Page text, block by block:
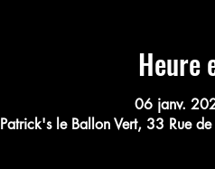
Heure
06 janv.
Patrick's le Ballon Vert, 33 Rue